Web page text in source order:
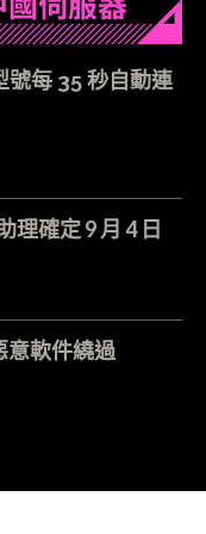
號每 35 秒自動連
理確定 9 月 4 日
軟件繞過